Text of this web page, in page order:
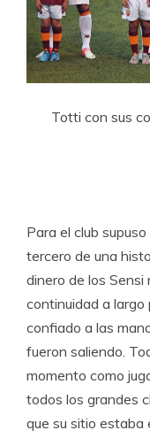
Totti con sus
Para el club
tercero de una
dinero de los
continuidad a
confiado a las
fueron saliendo.
momento como
todos los grandes
que su sitio estaba